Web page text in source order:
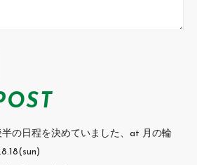
の日程を決めていました、at 月の輪